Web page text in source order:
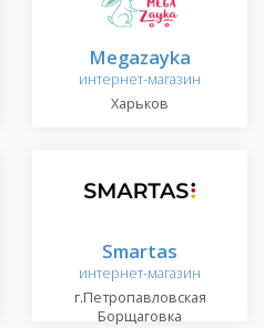
Megazayka
интернет-магазин
Харьков
Smartas
интернет-магазин
г.Петропавловская
Борщаговка